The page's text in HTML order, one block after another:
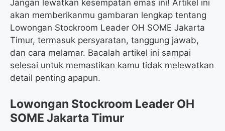
Jangan lewatkan kesempatan emas ini! Artikel ini
akan memberikanmu gambaran lengkap tentang
Lowongan Stockroom Leader OH SOME Jakarta
Timur, termasuk persyaratan, tanggung jawab,
dan cara melamar. Bacalah artikel ini sampai
selesai untuk memastikan kamu tidak melewatkan
detail penting apapun.
Lowongan Stockroom Leader OH
SOME Jakarta Timur